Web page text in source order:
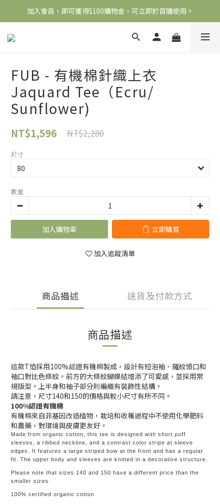
全館滿2000免運
加入會員，即可獲得$100購物金，可立即於首購使用。
滿5000送500購物金，滿8000送800購物金
FUB - 有機棉針織上衣
Jaquard Tee（Ecru/
Sunflower)
NT$1,596 NT$2,280
尺寸
數量
加入購物車 立即購買
加入追蹤清單
商品描述 送貨及付款方式
商品描述
這款T恤採用100%認證有機棉製成，設計有短泡袖、羅紋領口和
袖口對比色條紋。前方的大條紋蝴蝶結增添了可愛感，並採用常
規版型。上半身和袖子部分則編織有裝飾性結構。
請注意，尺寸140和150的價格與較小尺寸有所不同。
100%認證有機棉
有機棉來自非基因改造植物，栽培和收穫過程中不使用化學肥料
和農藥，對環境與皮膚更友好。
Made from organic cotton, this tee is designed with short puff
sleeves, a ribbed neckline, and a contrast color stripe at sleeve
edges. It features a large striped bow at the front and has a regular
fit. The upper body and sleeves are knitted in a decorative structure.
Please note that sizes 140 and 150 have a different price than the
smaller sizes.
100% certified organic cotton